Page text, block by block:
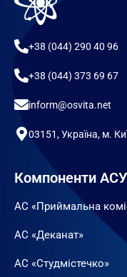
+38 (044) 290 40 96
+38 (044) 373 69 67
inform@osvita.net
03151, Україна, м.
Компоненти
АС «Приймальна
АС «Деканат»
АС «Студмістечко»